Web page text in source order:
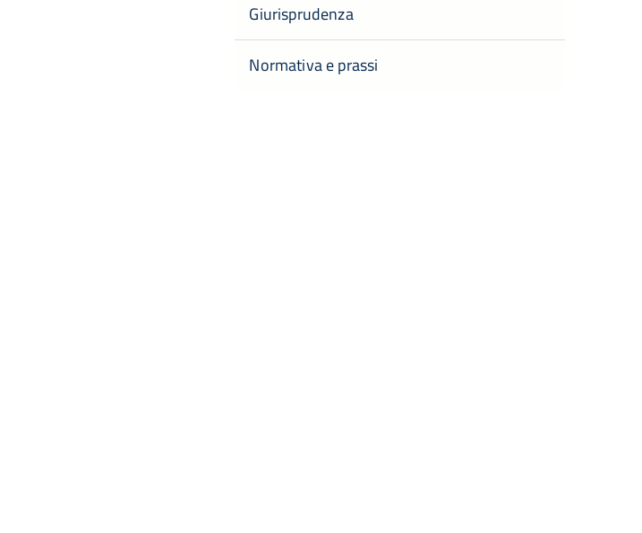
Giurisprudenza
Normativa e prassi